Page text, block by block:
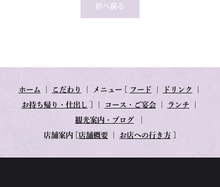
前へ戻る
ホーム こだわり メニュー フード ドリンク
お持ち帰り・仕出し コース・ご宴会｜ ランチ
観光案内・ブログ｜
店舗案内 店舗概要 お店への行き方